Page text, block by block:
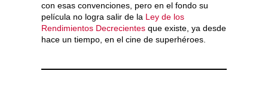
con esas convenciones, pero en el fondo su
película no logra salir de la Ley de los
Rendimientos Decrecientes que existe, ya desde
hace un tiempo, en el cine de superhéroes.